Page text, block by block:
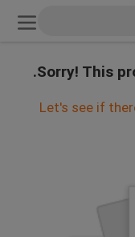
Sorry! This
Let's see if